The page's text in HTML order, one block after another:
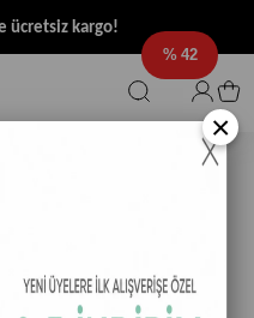
ücretsiz kargo!
42
×